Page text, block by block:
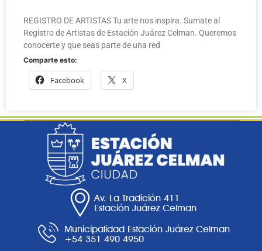
REGISTRO DE ARTISTAS Tu arte nos inspira. Sumate al
Registro de Artistas de Estación Juárez Celman. Queremos
conocerte y que seas parte de una red
Comparte esto:
Facebook X
Av. La Tradición 411
Estación Juárez Celman
Municipalidad Estación Juárez Celman
+54 351 490 4950